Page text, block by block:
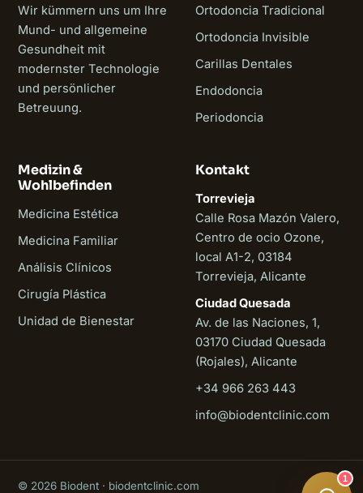
Wir kümmern uns um Ihre
Mund- und allgemeine
Gesundheit mit
modernster Technologie
und persönlicher
Betreuung.
Ortodoncia Tradicional
Ortodoncia Invisible
Carillas Dentales
Endodoncia
Periodoncia
Medizin &
Wohlbefinden
Medicina Estética
Medicina Familiar
Análisis Clínicos
Cirugía Plástica
Unidad de Bienestar
Kontakt
Torrevieja
Calle Rosa Mazón Valero,
Centro de ocio Ozone,
local A1-2, 03184
Torrevieja, Alicante
Ciudad Quesada
Av. de las Naciones, 1,
03170 Ciudad Quesada
(Rojales), Alicante
+34 966 263 443
info@biodentclinic.com
© 2026 Biodent · biodentclinic.com
1